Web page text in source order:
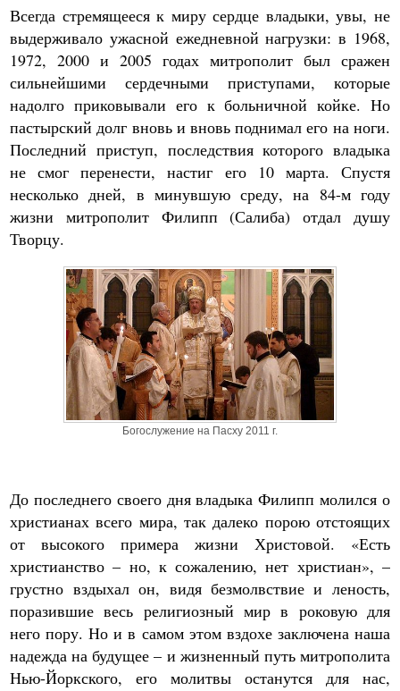
Всегда стремящееся к миру сердце владыки, увы, не
выдерживало ужасной ежедневной нагрузки: в 1968,
1972, 2000 и 2005 годах митрополит был сражен
сильнейшими сердечными приступами, которые
надолго приковывали его к больничной койке. Но
пастырский долг вновь и вновь поднимал его на ноги.
Последний приступ, последствия которого владыка
не смог перенести, настиг его 10 марта. Спустя
несколько дней, в минувшую среду, на 84-м году
жизни митрополит Филипп (Салиба) отдал душу
Творцу.
Богослужение на Пасху 2011 г.
До последнего своего дня владыка Филипп молился о
христианах всего мира, так далеко порою отстоящих
от высокого примера жизни Христовой. «Есть
христианство – но, к сожалению, нет христиан», –
грустно вздыхал он, видя безмолвствие и леность,
поразившие весь религиозный мир в роковую для
него пору. Но и в самом этом вздохе заключена наша
надежда на будущее – и жизненный путь митрополита
Нью-Йоркского, его молитвы останутся для нас,